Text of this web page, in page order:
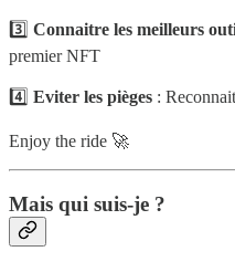
3️⃣ Connaitre les meilleurs
premier NFT
4️⃣ Eviter les pièges :
Enjoy the ride 🚀
Mais qui suis-je ?